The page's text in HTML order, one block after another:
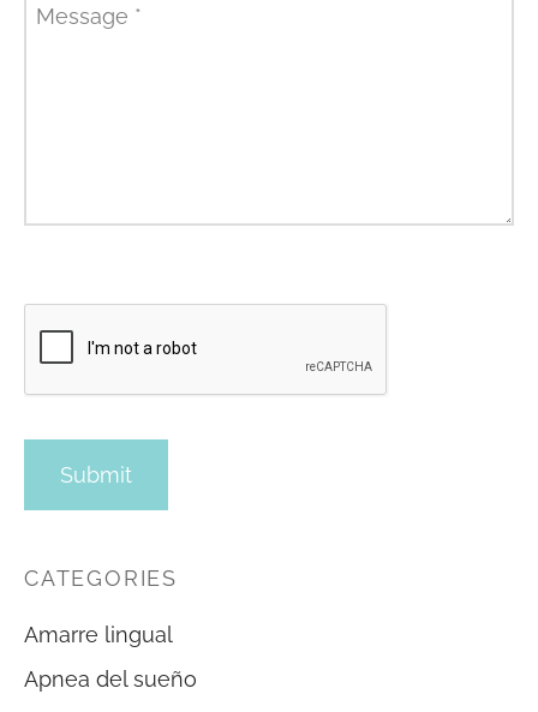
Message *
CATEGORIES
Amarre lingual
Apnea del sueño